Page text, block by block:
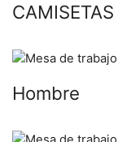
Hombre